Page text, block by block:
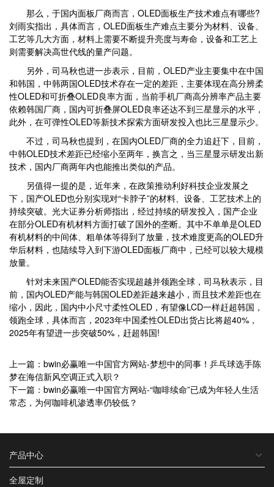
那么，于国内面板厂商而言，OLED面板生产技术难点有哪些?
刘雨实指出，具体而言，OLED面板生产难点主要分为材料、设备、
工艺等几大方面，材料上需要不断提升亮度与寿命，设备和工艺上
则需要解决高世代线的量产问题。
另外，司马秋也进一步表示，目前，OLED产业主要集中在中国
和韩国，中韩两国OLED技术存在一定的差距，主要体现在高分辨柔
性OLED和可折叠OLED良率方面，当前手机厂商高分辨率产品主要
依赖韩国厂商，国内可折叠屏OLED良率还达不到三星显示的水平，
此外，在可弹性OLED等新技术探索方面研发投入也比三星显示少。
不过，司马秋也提到，在国内OLED厂商的全力追赶下，目前，
中韩OLED技术差距已经缩小至两年，换言之，当三星显示研发出新
技术，国内厂商两年内也能推出类似的产品。
另值得一提的是，近年来，在政策推动利好科技企业发展之
下，国产OLED也分别实现对“卡脖子”的材料、设备、工艺技术上的
持续突破。光大证券分析师指出，经过持续的研发投入，国产企业
在部分OLED有机材料方面打破了国外的垄断。其中不单单是OLED
有机材料的中间体、粗单体等得到了放量，技术难度更高的OLED升
华后材料，也陆续导入到下游OLED面板厂商中，已经可以较大规模
放量。
针对未来国产OLED能否实现超越并领跑全球，司马秋表示，目
前，国内OLED产能与韩国OLED差距越来越小，而且技术差距也在
缩小，因此，国内中小尺寸柔性OLED，有望像LCD一样赶超韩国，
领跑全球，具体而言，2023年中国柔性OLED出货占比将超40%，
2025年有望进一步突破50%，赶超韩国!
上一篇：bwin必赢唯一中国官方网站-梦想中的同事！乒乓球选手陈
梦在海信新风空调正式入职？
下一篇：bwin必赢唯一中国官方网站-“咖啡续命”已成为年轻人生活
常态，为何咖啡机渗透率仍较低？
产品中心
全屋定制